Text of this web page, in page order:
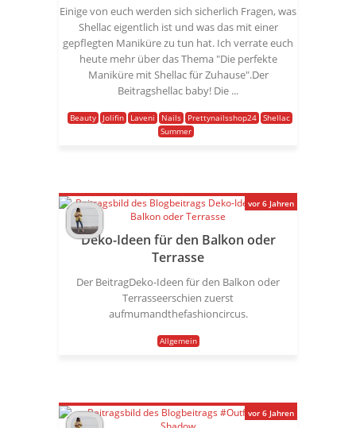
Einige von euch werden sich sicherlich Fragen, was
Shellac eigentlich ist und was das mit einer
gepflegten Maniküre zu tun hat. Ich verrate euch
heute mehr über das Thema "Die perfekte
Maniküre mit Shellac für Zuhause".Der
Beitragshellac baby! Die ...
Beauty Jolifin Laveni Nails Prettynailsshop24 Shellac
Summer
Deko-Ideen für den Balkon oder
Terrasse
Der BeitragDeko-Ideen für den Balkon oder
Terrasseerschien zuerst
aufmumandthefashioncircus.
Allgemein
vor 6 Jahren
vor 6 Jahren